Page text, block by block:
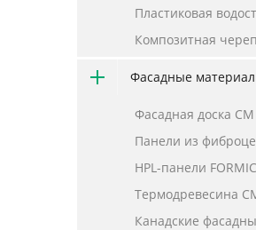
Пластиковая
Композитная
Фасадные
Фасадная доска CM
Панели из
HPL-панели
Термодревесина
Канадские